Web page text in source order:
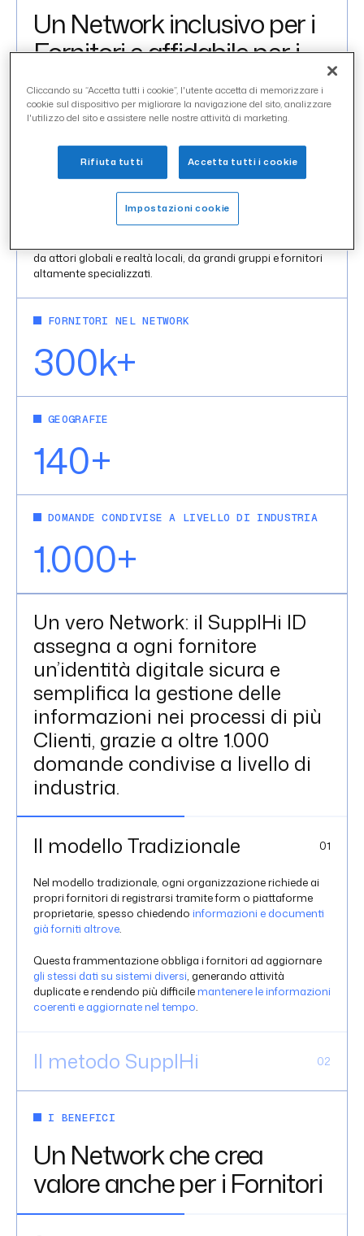
Un Network inclusivo per i
Fornitori e affidabile per i
Buyer
Ogni mese, il Network Globale SupplHi cresce grazie ai
piattaforma per lavorare con più Clienti che usano SupplHi
come SRM.
Il valore del Network nasce dalla presenza di fornitori
molto diversi tra loro: gruppi multinazionali, medie
imprese, piccole aziende e micro realtà locali. Questa
da attori globali e realtà locali, da grandi gruppi e fornitori
altamente specializzati.
FORNITORI NEL NETWORK
300k+
GEOGRAFIE
140+
DOMANDE CONDIVISE A LIVELLO DI INDUSTRIA
1.000+
Un vero Network: il SupplHi ID
assegna a ogni fornitore
un’identità digitale sicura e
semplifica la gestione delle
informazioni nei processi di più
Clienti, grazie a oltre 1.000
domande condivise a livello di
industria.
Il modello Tradizionale 01
Nel modello tradizionale, ogni organizzazione richiede ai
propri fornitori di registrarsi tramite form o piattaforme
proprietarie, spesso chiedendo informazioni e documenti
già forniti altrove.
Questa frammentazione obbliga i fornitori ad aggiornare
gli stessi dati su sistemi diversi, generando attività
duplicate e rendendo più difficilemantenere le informazioni
coerenti e aggiornate nel tempo.
Il metodo SupplHi 02
informazioni inun unico profilo centralizzato
efficiente, i Buyer possono fare leva su
domande standardizzate e condivise a livello di industria
dedicate ad ambiti come Quality, produzione,
Cybersecurity ed ESG.
I BENEFICI
Un Network che crea
valore anche per i Fornitori
Cliccando su “Accetta tutti i cookie”, l'utente accetta di memorizzare i
cookie sul dispositivo per migliorare la navigazione del sito, analizzare
l'utilizzo del sito e assistere nelle nostre attività di marketing.
Rifiuta tutti Accetta tutti i cookie
Impostazioni cookie